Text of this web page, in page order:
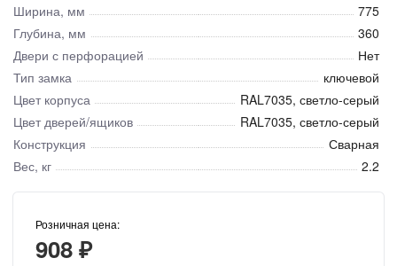
Ширина, мм
775
Глубина, мм
360
Двери с перфорацией
Нет
Тип замка
ключевой
Цвет корпуса
RAL7035, светло-серый
Цвет дверей/ящиков
RAL7035, светло-серый
Конструкция
Сварная
Вес, кг
2.2
Розничная цена:
908 ₽